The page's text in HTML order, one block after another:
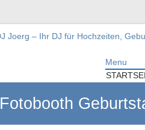
DJ mit über 10 Jahre Erfahrung für
Menu